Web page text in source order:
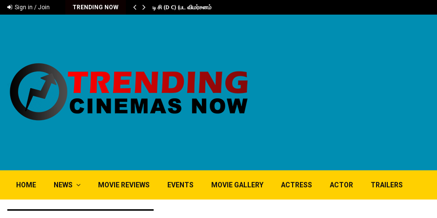
Sign in / Join TRENDING NOW
‘கரிகாலா’ டி சி (D C) (பட விமர்சனம்
HOME NEWS MOVIE REVIEWS EVENTS MOVIE GALLERY ACTRESS ACTOR TRAILERS